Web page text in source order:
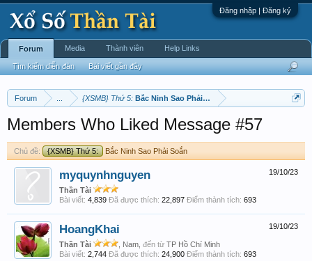
Đăng nhập | Đăng ký
Forum {XSMB} Thứ 5: Bắc Ninh Sao Phải Soắn
Members Who Liked Message #57
Chủ đề: {XSMB} Thứ 5: Bắc Ninh Sao Phải Soắn
19/10/23
myquynhnguyen
Thần Tài
Bài viết: 4,839 Đã được thích: 22,897 Điểm thành tích: 693
19/10/23
HoangKhai
Thần Tài , Nam, đến từ TP Hồ Chí Minh
Bài viết: 2,744 Đã được thích: 24,900 Điểm thành tích: 693
Forum
Tìm kiếm diễn đàn Bài viết gần đây
Media Thành viên Help Links